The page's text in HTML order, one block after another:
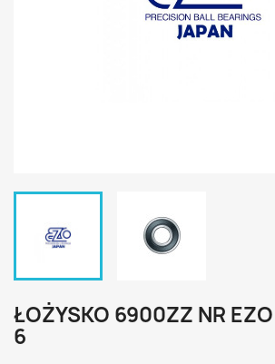
ŁOŻYSKO 6900ZZ NR
6